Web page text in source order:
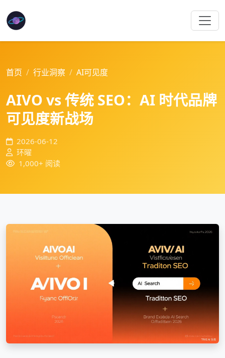
首页 行业洞察 AI可见度
AIVO vs 传统 SEO：AI 时代品牌
可见度新战场
2026-06-12
环曜
1,000+ 阅读